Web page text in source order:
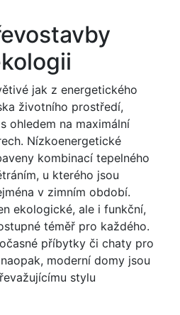
jak z energetického
životního prostředí,
ohledem na maximální
Nízkoenergetické
kombinací tepelného
u kterého jsou
v zimním období.
ekologické, ale i funkční,
téměř pro každého.
příbytky či chaty pro
moderní domy jsou
stylu